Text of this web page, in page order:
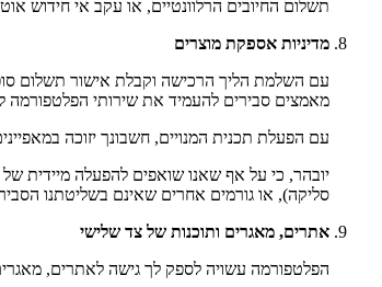
תשלום החיובים הרלוונטיים, או עקב אי חידוש
מדיניות אספקת מוצרים
עם השלמת הליך הרכישה וקבלת אישור תשלום
מאמצים סבירים להעמיד את שירותי הפלטפורמה
עם הפעלת תכנית המנויים, חשבונך יזוכה
יובהר, כי על אף שאנו שואפים להפעלה מיידית של
סליקה), או גורמים אחרים שאינם בשליטתנו
אתרים, מאגרים ותוכנות של צד שלישי
הפלטפורמה עשויה לספק לך גישה לאתרים,